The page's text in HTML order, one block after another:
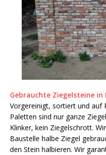
Gebrauchte Ziegelsteine in
Vorgereinigt, sortiert und auf
Paletten sind nur ganze
Klinker, kein Ziegelschrott.
Baustelle halbe Ziegel
den Stein halbieren. Wir